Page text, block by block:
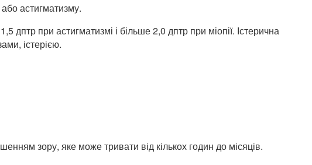
або астигматизму.
дптр при астигматизмі і більше 2,0 дптр при міопії. Істерична
істерією.
зору, яке може тривати від кількох годин до місяців.